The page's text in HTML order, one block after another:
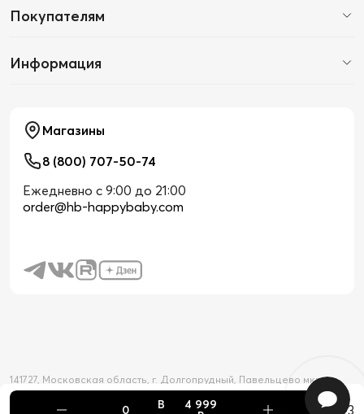
В 4 999 +3
Покупателям
Информация
Магазины
8 (800) 707-50-74
Ежедневно с 9:00 до 21:00
order@hb-happybaby.com
141727, Московская область, г. Долгопрудный, Павельцево мкр-н,
Новое шоссе, д. 56
2026 © Официальный интернет-магазин Happy Baby